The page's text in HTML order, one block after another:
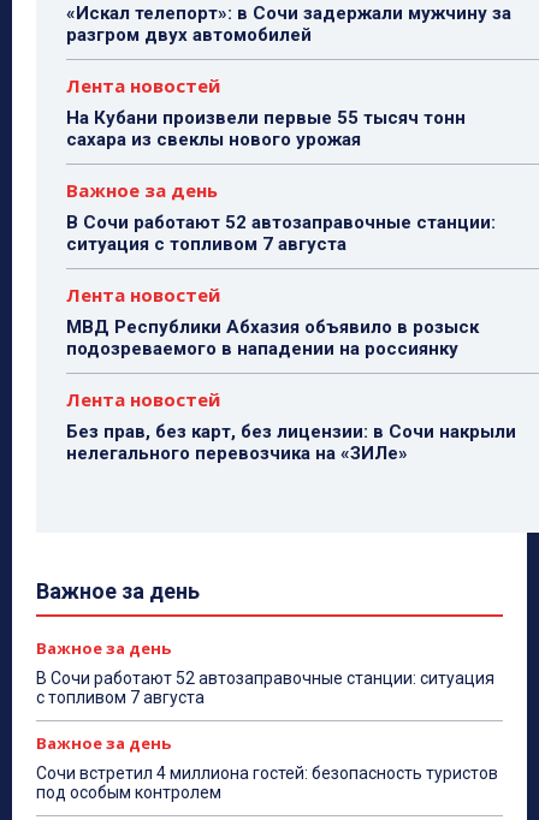
«Искал телепорт»: в Сочи задержали мужчину за
разгром двух автомобилей
Лента новостей
На Кубани произвели первые 55 тысяч тонн
сахара из свеклы нового урожая
Важное за день
В Сочи работают 52 автозаправочные станции:
ситуация с топливом 7 августа
Лента новостей
МВД Республики Абхазия объявило в розыск
подозреваемого в нападении на россиянку
Лента новостей
Без прав, без карт, без лицензии: в Сочи накрыли
нелегального перевозчика на «ЗИЛе»
Важное за день
Важное за день
В Сочи работают 52 автозаправочные станции: ситуация
с топливом 7 августа
Важное за день
Сочи встретил 4 миллиона гостей: безопасность туристов
под особым контролем